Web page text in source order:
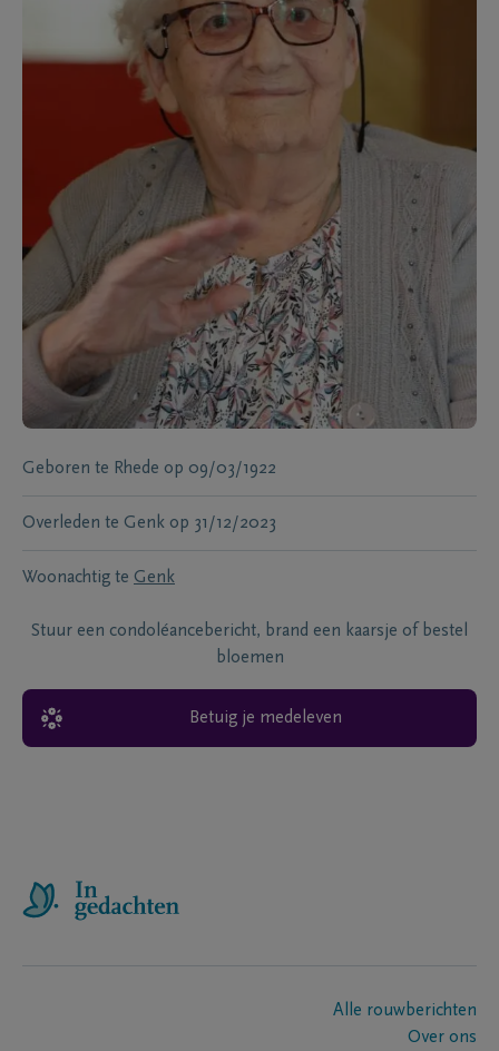
Geboren te Rhede op 09/03/1922
Overleden te Genk op 31/12/2023
Woonachtig te Genk
Stuur een condoléancebericht, brand een kaarsje of bestel
bloemen
Betuig je medeleven
Alle rouwberichten
Over ons